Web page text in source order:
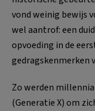
vond weinig bewijs
wel aantrof: een
opvoeding in de
gedragskenmerken
Zo werden
(Generatie X) om